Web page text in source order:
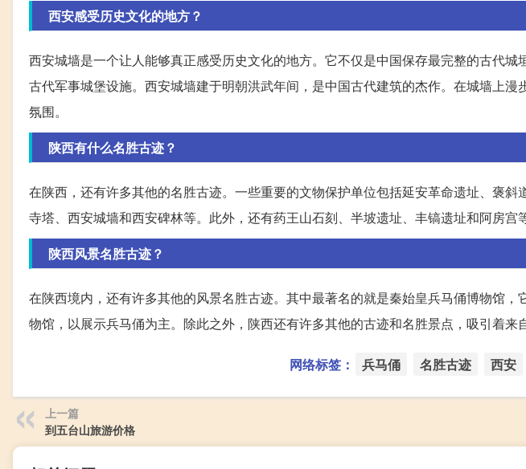
西安感受历史文化的地方？
西安城墙是一个让人能够真正感受历史文化的地方。它不仅是中国保存最完整的古代
古代军事城堡设施。西安城墙建于明朝洪武年间，是中国古代建筑的杰作。在城墙上
氛围。
陕西有什么名胜古迹？
在陕西，还有许多其他的名胜古迹。一些重要的文物保护单位包括延安革命遗址、褒
寺塔、西安城墙和西安碑林等。此外，还有药王山石刻、半坡遗址、丰镐遗址和阿房宫
陕西风景名胜古迹？
在陕西境内，还有许多其他的风景名胜古迹。其中最著名的就是秦始皇兵马俑博物馆
物馆，以展示兵马俑为主。除此之外，陕西还有许多其他的古迹和名胜景点，吸引着来
网络标签： 兵马俑 名胜古迹 西安
上一篇
到五台山旅游价格